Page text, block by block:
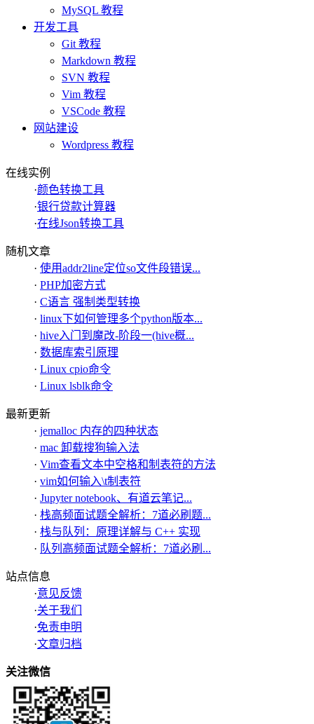
MySQL 教程
开发工具
Git 教程
Markdown 教程
SVN 教程
Vim 教程
VSCode 教程
网站建设
Wordpress 教程
在线实例
·颜色转换工具
·银行贷款计算器
·在线Json转换工具
随机文章
· 使用addr2line定位so文件段错误...
· PHP加密方式
· C语言 强制类型转换
· linux下如何管理多个python版本...
· hive入门到魔改-阶段一(hive概...
· 数据库索引原理
· Linux cpio命令
· Linux lsblk命令
最新更新
· jemalloc 内存的四种状态
· mac 卸载搜狗输入法
· Vim查看文本中空格和制表符的方法
· vim如何输入\t制表符
· Jupyter notebook、有道云笔记...
· 栈高频面试题全解析：7道必刷题...
· 栈与队列：原理详解与 C++ 实现
· 队列高频面试题全解析：7道必刷...
站点信息
·意见反馈
·关于我们
·免责申明
·文章归档
关注微信